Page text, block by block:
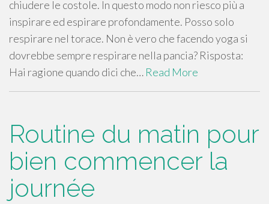
chiudere le costole. In questo modo non riesco più a
inspirare ed espirare profondamente. Posso solo
respirare nel torace. Non è vero che facendo yoga si
dovrebbe sempre respirare nella pancia? Risposta:
Hai ragione quando dici che… Read More
Routine du matin pour
bien commencer la
journée